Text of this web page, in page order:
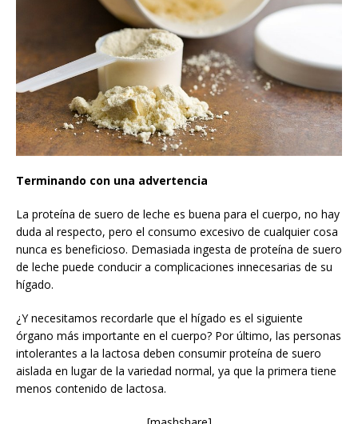
Terminando con una advertencia
La proteína de suero de leche es buena para el cuerpo, no hay
duda al respecto, pero el consumo excesivo de cualquier cosa
nunca es beneficioso. Demasiada ingesta de proteína de suero
de leche puede conducir a complicaciones innecesarias de su
hígado.
¿Y necesitamos recordarle que el hígado es el siguiente
órgano más importante en el cuerpo? Por último, las personas
intolerantes a la lactosa deben consumir proteína de suero
aislada en lugar de la variedad normal, ya que la primera tiene
menos contenido de lactosa.